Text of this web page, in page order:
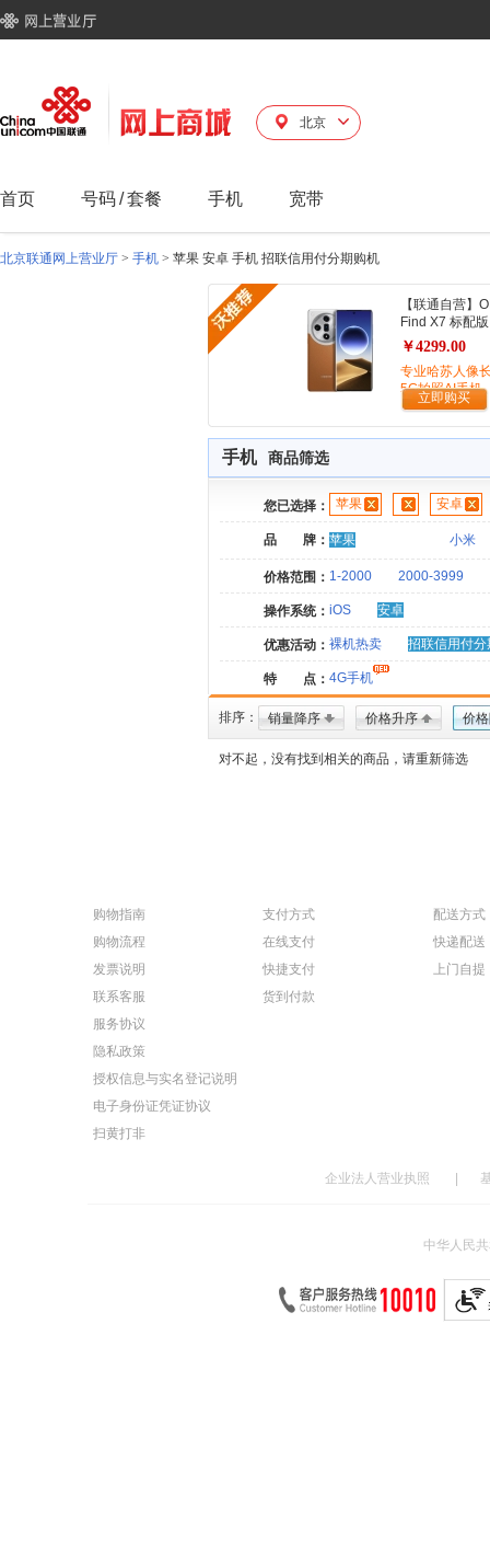
北京
首页 号码/套餐 手机 宽带
北京联通网上营业厅 > 手机 > 苹果 安卓 手机 招联信用付分期购机
【联通自营】
Find X7 标配版
￥4299.00
专业哈苏人像
5G拍照AI手机
立即购买
手机 商品筛选
您已选择： 苹果 安卓
品 牌： 苹果 小米
价格范围： 1-2000 2000-3999
操作系统： iOS 安卓
优惠活动： 裸机热卖 招联信用付分
特 点： 4G手机
排序： 销量降序 价格升序 价
对不起，没有找到相关的商品，请重新筛选
购物指南
购物流程
发票说明
联系客服
服务协议
隐私政策
授权信息与实名登记说明
电子身份证凭证协议
扫黄打非
支付方式
在线支付
快捷支付
货到付款
配送方式
快递配送
上门自提
企业法人营业执照
中华人民